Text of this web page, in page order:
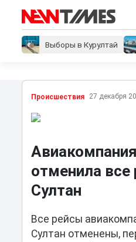
Выборы в Курултай
Проиcшествия 27 декабря
отменила
Султан
Все рейсы
Султан отменены,